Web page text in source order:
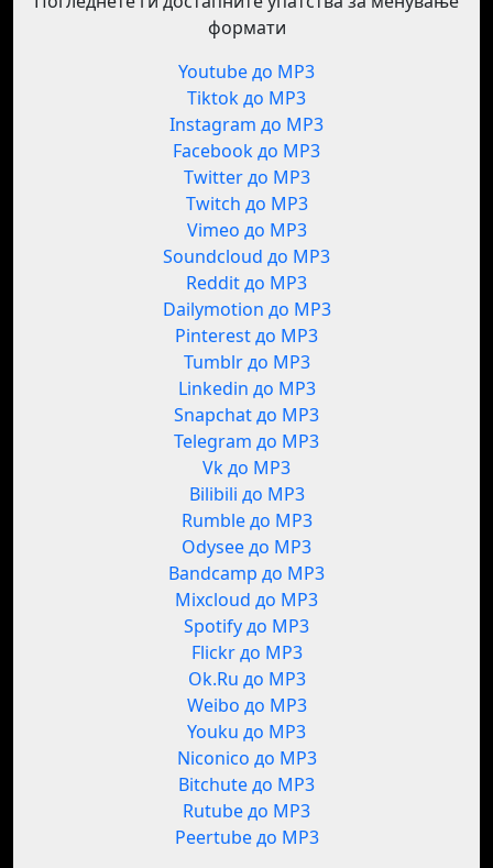
формати
Youtube до MP3
Tiktok до MP3
Instagram до MP3
Facebook до MP3
Twitter до MP3
Twitch до MP3
Vimeo до MP3
Soundcloud до MP3
Reddit до MP3
Dailymotion до MP3
Pinterest до MP3
Tumblr до MP3
Linkedin до MP3
Snapchat до MP3
Telegram до MP3
Vk до MP3
Bilibili до MP3
Rumble до MP3
Odysee до MP3
Bandcamp до MP3
Mixcloud до MP3
Spotify до MP3
Flickr до MP3
Ok.Ru до MP3
Weibo до MP3
Youku до MP3
Niconico до MP3
Bitchute до MP3
Rutube до MP3
Peertube до MP3